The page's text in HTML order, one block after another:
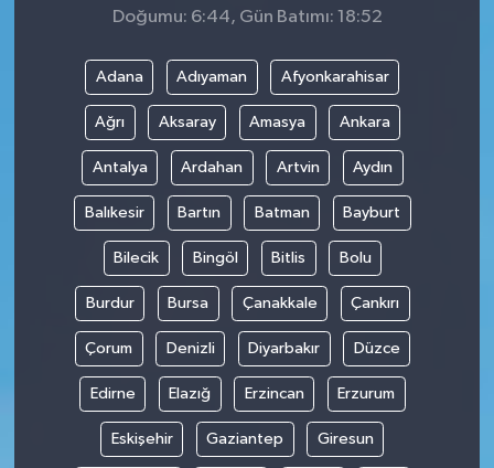
Doğumu: 6:44, Gün Batımı: 18:52
Adana Adıyaman Afyonkarahisar
Ağrı Aksaray Amasya Ankara
Antalya Ardahan Artvin Aydın
Balıkesir Bartın Batman Bayburt
Bilecik Bingöl Bitlis Bolu
Burdur Bursa Çanakkale Çankırı
Çorum Denizli Diyarbakır Düzce
Edirne Elazığ Erzincan Erzurum
Eskişehir Gaziantep Giresun